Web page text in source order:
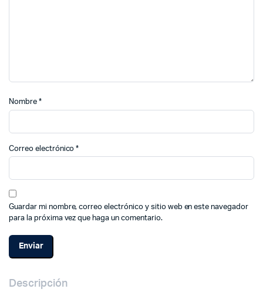
Nombre *
Correo electrónico*
Guardar mi nombre, correo electrónico y sitio web en este navegador
para la próxima vez que haga un comentario.
Descripción